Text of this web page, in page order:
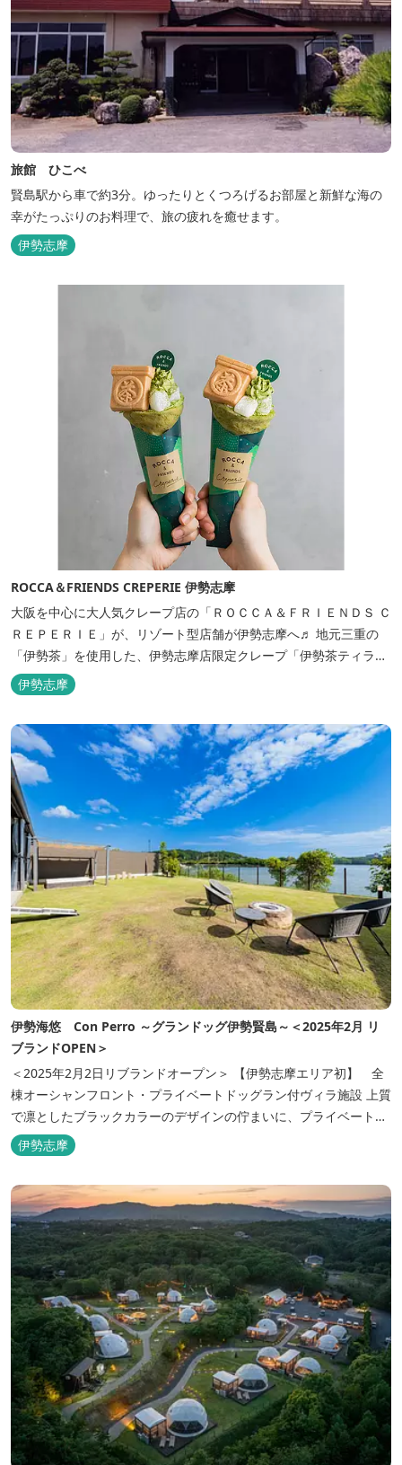
旅館 ひこべ
賢島駅から車で約3分。ゆったりとくつろげるお部屋と新鮮な海の
幸がたっぷりのお料理で、旅の疲れを癒せます。
伊勢志摩
ROCCA＆FRIENDS CREPERIE 伊勢志摩
大阪を中心に大人気クレープ店の「ＲＯＣＣＡ＆ＦＲＩＥＮＤＳ Ｃ
ＲＥＰＥＲＩＥ」が、リゾート型店舗が伊勢志摩へ♬ 地元三重の
「伊勢茶」を使用した、伊勢志摩店限定クレープ「伊勢茶ティラミ
ス」をはじめ、まるで「パフェ」のような創作クレープを味わえま
す。 また季節に合わせて、期間限定クレープやドリンク種類も豊富
ですので、伊勢志摩旅行の際にはぜひお立ち寄りいただければと思
います。 店舗前のテラス...
伊勢志摩
伊勢海悠 Con Perro ～グランドッグ伊勢賢島～＜2025年2月 リ
ブランドOPEN＞
＜2025年2月2日リブランドオープン＞ 【伊勢志摩エリア初】 全
棟オーシャンフロント・プライベートドッグラン付ヴィラ施設 上質
で凛としたブラックカラーのデザインの佇まいに、プライベート感
溢れる客室。 客室に一歩入れば全室海に面したオーシャンフロン
ト。 颯爽とした広いプライベートドッグランと青色に輝く英虞湾を
眺める最高のロケーション。 ▸インクルーシブサービスのお部屋
入...
伊勢志摩